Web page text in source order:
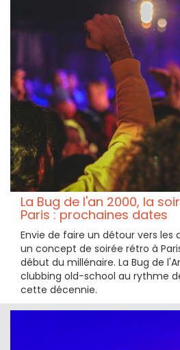
La Bug de l'an 2000, la
Paris : prochaines dates
Envie de faire un détour vers les
un concept de soirée rétro à
début du millénaire. La Bug de
clubbing old-school au rythme
cette décennie.